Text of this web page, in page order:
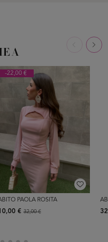
A
-22,00 €
PAOLA ROSITA
€ 32,00 €